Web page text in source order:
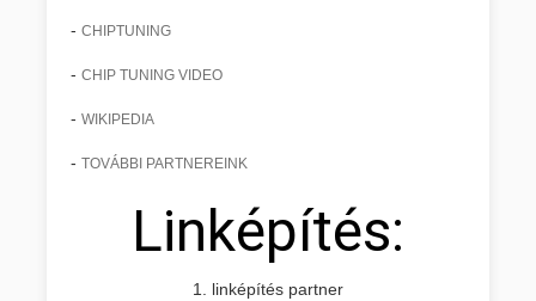
- CHIPTUNING
- CHIP TUNING VIDEO
- WIKIPEDIA
- TOVÁBBI PARTNEREINK
Linképítés:
1. linképítés partner